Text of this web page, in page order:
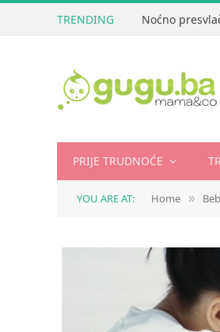
TRENDING Noćno
PRIJE TRUDNOĆE
YOU ARE AT: Home »